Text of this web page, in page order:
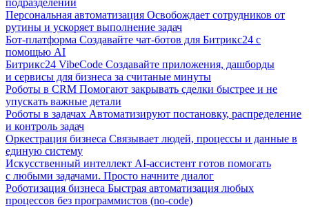
подразделений
Персональная автоматизация Освобождает сотрудников от
рутины и ускоряет выполнение задач
Бот-платформа Создавайте чат-ботов для Битрикс24 с
помощью AI
Битрикс24 VibeCode Создавайте приложения, дашборды
и сервисы для бизнеса за считаные минуты
Роботы в CRM Помогают закрывать сделки быстрее и не
упускать важные детали
Роботы в задачах Автоматизируют постановку, распределение
и контроль задач
Оркестрация бизнеса Связывает людей, процессы и данные в
единую систему
Искусственный интеллект AI-ассистент готов помогать
с любыми задачами. Просто начните диалог
Роботизация бизнеса Быстрая автоматизация любых
процессов без программистов (no-code)